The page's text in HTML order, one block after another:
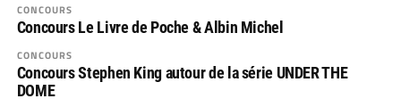
CONCOURS
Concours Le Livre de Poche & Albin Michel
CONCOURS
Concours Stephen King autour de la série UNDER THE
DOME